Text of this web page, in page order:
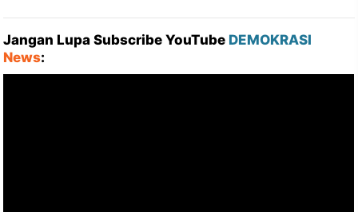
Jangan Lupa Subscribe YouTube DEMOKRASI
News: